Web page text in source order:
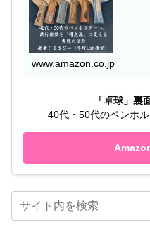
www.amazon.co.jp
「卓球」裏
40代・50代のペンホ